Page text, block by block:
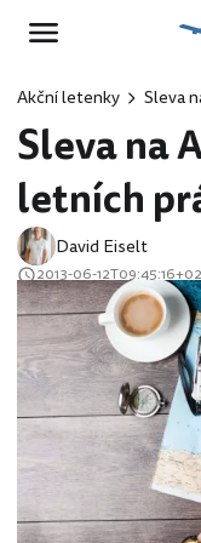
Akční letenky Sleva
Sleva na
letních
David Eiselt
2013-06-